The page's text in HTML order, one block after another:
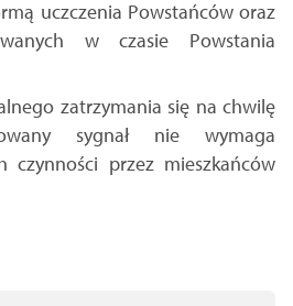
uczczenia Powstańców oraz
w czasie Powstania
zatrzymania się na chwilę
sygnał nie wymaga
czynności przez mieszkańców